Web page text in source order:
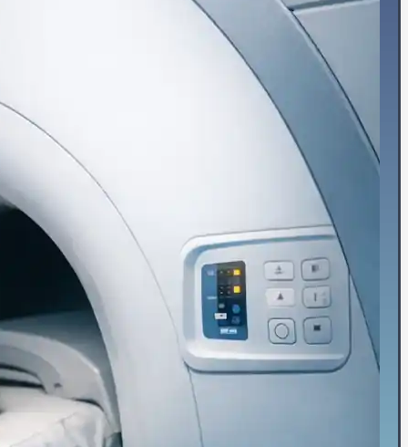
💪استرین اکو
👶اکو جنینی
📉نوار قلب
⌚هولتر فشارخون
💓هولتر ضربان قلب
🚴‍♀️تست ورزش
💉آنژیوگرافی
🩺تشخیص‌ودرمان
💬مشاوره
🍎مشاوره تخصصی تغذیه
🩸بیماران دیابتی
♀️قلب بانوان
🔎چکاپ و غربالگری
🚭مشاوره ترک سیگار
🎗️درمان سرطان سینه
👩‍⚕️مشاوره جراحی زنان
⏳پیش و پس از جراحی
🏥حین درمان سرطان